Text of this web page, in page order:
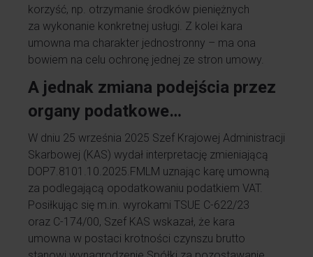
korzyść, np. otrzymanie środków pieniężnych
za wykonanie konkretnej usługi. Z kolei kara
umowna ma charakter jednostronny – ma ona
bowiem na celu ochronę jednej ze stron umowy.
A jednak zmiana podejścia przez
organy podatkowe…
W dniu 25 września 2025 Szef Krajowej Administracji
Skarbowej (KAS) wydał interpretację zmieniającą
DOP7.8101.10.2025.FMLM uznając karę umowną
za podlegającą opodatkowaniu podatkiem VAT.
Posiłkując się m.in. wyrokami TSUE C-622/23
oraz C-174/00, Szef KAS wskazał, że kara
umowna w postaci krotności czynszu brutto